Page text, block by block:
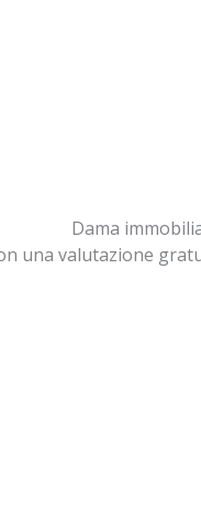
Dama
una valutazione